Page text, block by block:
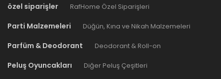
özel siparişler RafHome Özel Siparişleri
Parti Malzemeleri Düğün, Kına ve Nikah Malzemeleri
Parfüm & Deodorant Deodorant & Roll-on
Peluş Oyuncakları Diğer Peluş Çeşitleri